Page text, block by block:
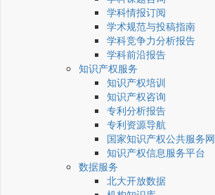
学科情报订阅
学术规范与投稿指南
学科竞争力分析报告
学科前沿报告
知识产权服务
知识产权培训
知识产权咨询
专利分析报告
专利资源导航
国家知识产权公共服务网
知识产权信息服务平台
数据服务
北大开放数据